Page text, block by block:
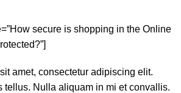
secure is shopping in the Online
amet, consectetur adipiscing elit.
tellus. Nulla aliquam in mi et convallis.